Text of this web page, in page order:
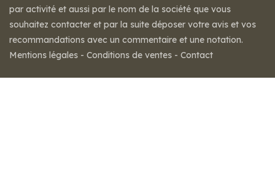
par activité et aussi par le nom de la société que vous
souhaitez contacter et par la suite déposer votre avis et vos
recommandations avec un commentaire et une notation.
Mentions légales - Conditions de ventes - Contact